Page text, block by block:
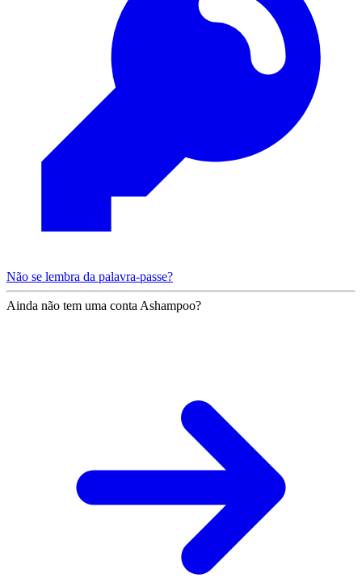
Não se lembra da palavra-passe?
Ainda não tem uma conta Ashampoo?